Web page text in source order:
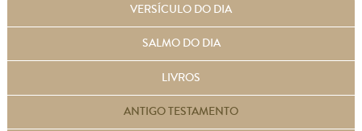
VERSÍCULO DO DIA
SALMO DO DIA
LIVROS
ANTIGO TESTAMENTO